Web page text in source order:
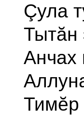
Çула
Анчах
Тимĕр